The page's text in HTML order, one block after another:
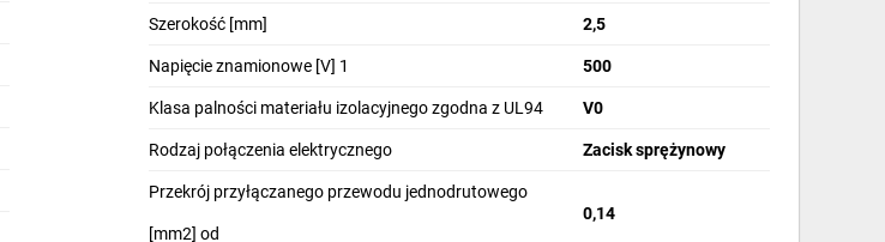
Szerokość [mm] 2,5
Napięcie znamionowe [V] 1 500
Klasa palności materiału izolacyjnego zgodna z UL94 V0
Rodzaj połączenia elektrycznego Zacisk sprężynowy
Przekrój przyłączanego przewodu jednodrutowego
[mm2] od
0,14